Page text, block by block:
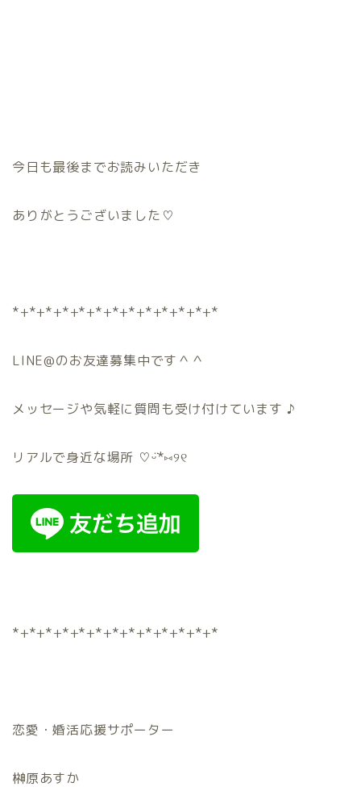
今日も最後までお読みいただき
ありがとうございました♡
*+*+*+*+*+*+*+*+*+*+*+*+*
LINE@のお友達募集中です＾＾
メッセージや気軽に質問も受け付けています ♪
リアルで身近な場所 ♡ᵕ̈*⑅୨୧
*+*+*+*+*+*+*+*+*+*+*+*+*
恋愛・婚活応援サポーター
榊原あすか